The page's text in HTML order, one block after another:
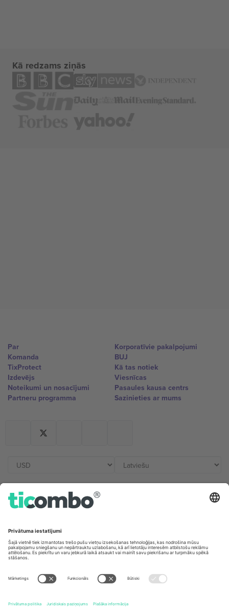
Kā redzams ziņās
Par
Komanda
TixProtect
Izdevējs
Noteikumi un nosacījumi
Partneru programma
Korporatīvie pakalpojumi
BUJ
Kā tas notiek
Viesnīcas
Pasaules kausa centrs
Sazinieties ar mums
Biroji un atbalsts
Unter den Linden 24, 10117
Berlin, Germany
167 City Road, London, Greater
London, EC1V 1AW, United
United States
Newark, Delaware 19713, United
Switzerland
Engelberg, Switzerland